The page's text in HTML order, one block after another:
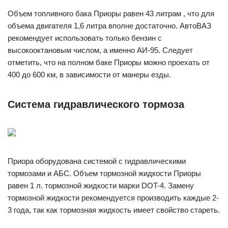
Объем топливного бака Приоры равен 43 литрам , что для
объема двигателя 1,6 литра вполне достаточно. АвтоВАЗ
рекомендует использовать только бензин с
высокооктановым числом, а именно АИ-95. Следует
отметить, что на полном баке Приоры можно проехать от
400 до 600 км, в зависимости от манеры езды.
Система гидравлического тормоза
Приора оборудована системой с гидравлическими
тормозами и АБС. Объем тормозной жидкости Приоры
равен 1 л. тормозной жидкости марки DOT-4. Замену
тормозной жидкости рекомендуется производить каждые 2-
3 года, так как тормозная жидкость имеет свойство стареть.